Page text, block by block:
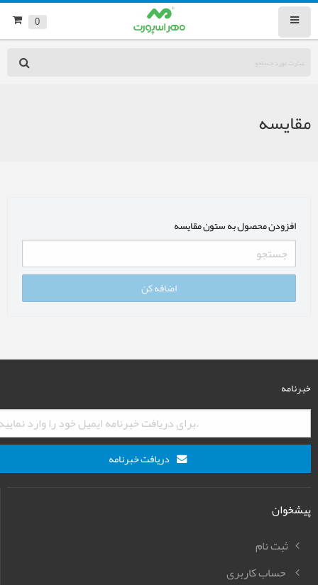
0
مقایسه
افزودن محصول به ستون مقایسه
اضافه کن
خبرنامه
دریافت خبرنامه
پیشخوان
ثبت نام
حساب کاربری